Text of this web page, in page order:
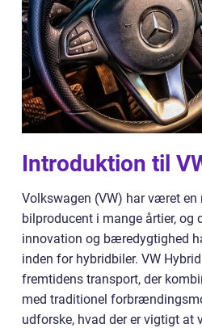
Introduktion til
Volkswagen (VW) har været en
bilproducent i mange årtier, og
innovation og bæredygtighed
inden for hybridbiler. VW
fremtidens transport, der
med traditionel
udforske, hvad der er vigtigt at